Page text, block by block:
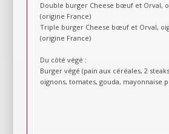
Double burger Cheese bœuf et Orval,
(origine France)
Triple burger Cheese bœuf et Orval,
(origine France)
Du côté végé :
Burger végé (pain aux céréales, 2
oignons, tomates, gouda, mayonnaise